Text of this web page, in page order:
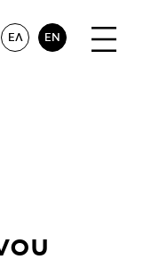
ΕΛ EN